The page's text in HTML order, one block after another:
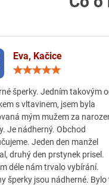
Eva, Kačice
/
5
šperky. Jedním takovým
s vltavinem, jsem byla
mým mužem za
Je nádherný. Obchod
Jeden den manžel
druhý den prstynek prisel.
déle nám trvalo vybírání.
šperky jsou nádherné. Bylo